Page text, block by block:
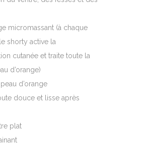
micromassant (à chaque
shorty active la
cutanée et traite toute la
d’orange)
peau d’orange
douce et lisse après
plat